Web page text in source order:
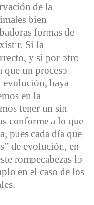
de la
bien
formas de
Si la
y si por otro
un proceso
evolución, haya
en la
tener un sin
conforme a lo que
pues cada día que
de evolución, en
rompecabezas lo
en el caso de los